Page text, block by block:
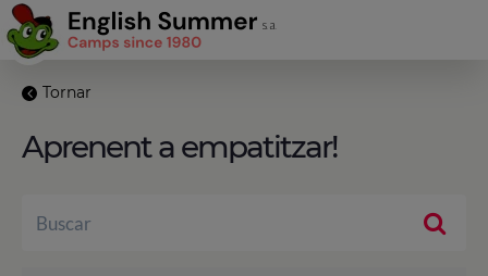
Tornar
Aprenent a empatitzar!